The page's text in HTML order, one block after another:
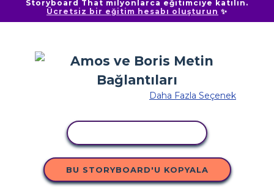
Storyboard That milyonlarca eğitimciye katılın.
Ücretsiz bir eğitim hesabı oluşturun ✨
Daha Fazla Seçenek
BU STORYBOARD'U KOPYALA